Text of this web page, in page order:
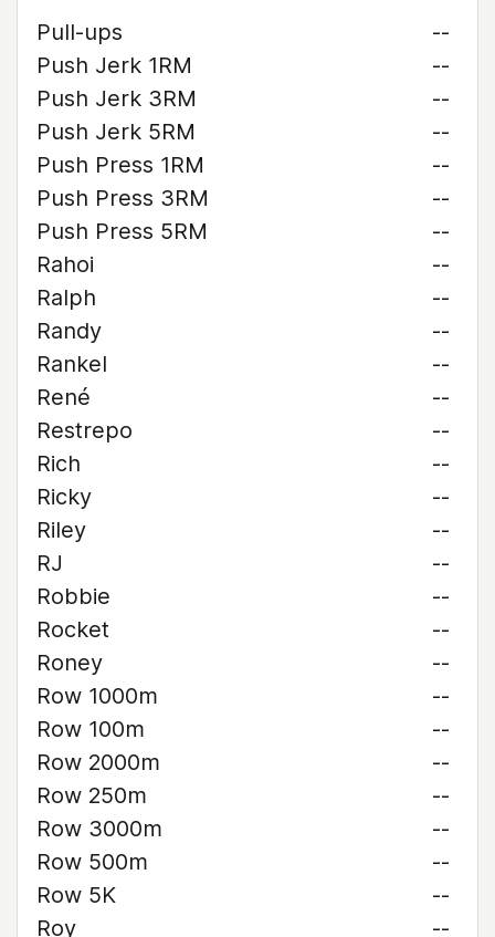
Pull-ups
--
Push Jerk 1RM
--
Push Jerk 3RM
--
Push Jerk 5RM
--
Push Press 1RM
--
Push Press 3RM
--
Push Press 5RM
--
Rahoi
--
Ralph
--
Randy
--
Rankel
--
René
--
Restrepo
--
Rich
--
Ricky
--
Riley
--
RJ
--
Robbie
--
Rocket
--
Roney
--
Row 1000m
--
Row 100m
--
Row 2000m
--
Row 250m
--
Row 3000m
--
Row 500m
--
Row 5K
--
Roy
--